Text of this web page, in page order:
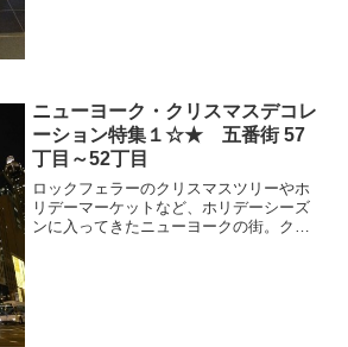
ニューヨーク・クリスマスデコレ
ーション特集１☆★ 五番街 57
丁目～52丁目
ロックフェラーのクリスマスツリーやホ
リデーマーケットなど、ホリデーシーズ
ンに入ってきたニューヨークの街。クリ